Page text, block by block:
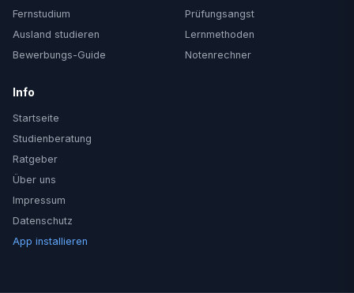
Fernstudium
Ausland studieren
Bewerbungs-Guide
Prüfungsangst
Lernmethoden
Notenrechner
Info
Startseite
Studienberatung
Ratgeber
Über uns
Impressum
Datenschutz
App installieren